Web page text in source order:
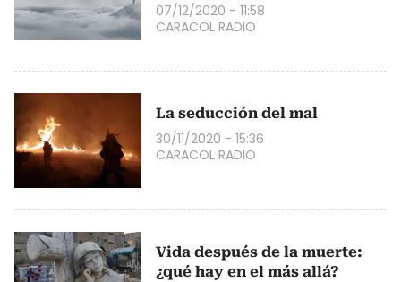
07/12/2020 - 11:58
CARACOL RADIO
La seducción del mal
30/11/2020 - 15:36
CARACOL RADIO
Vida después de la muerte:
¿qué hay en el más allá?